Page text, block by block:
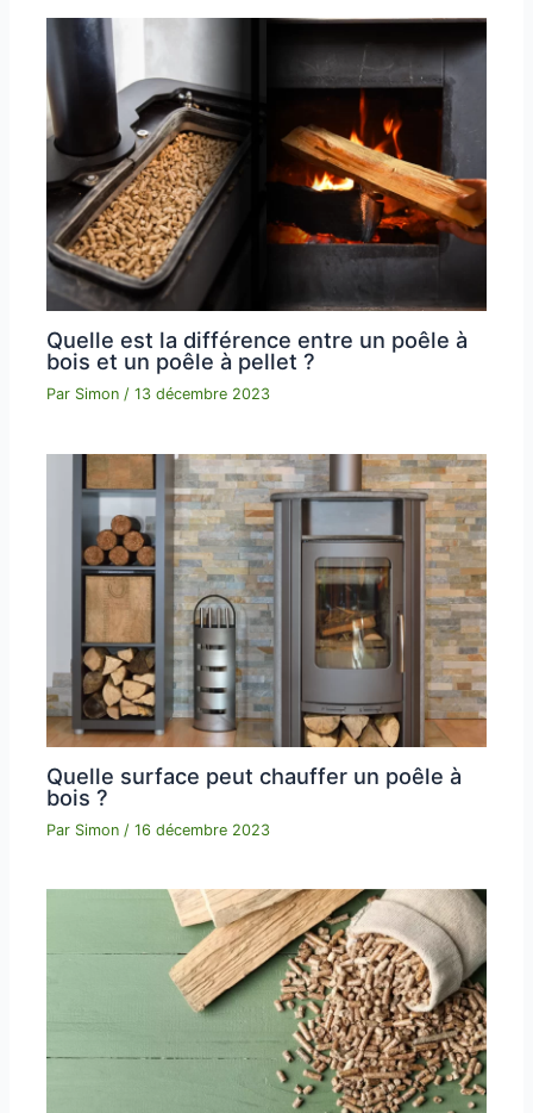
Quelle est la différence entre un poêle à
bois et un poêle à pellet ?
Par Simon/13 décembre 2023
Quelle surface peut chauffer un poêle à
bois ?
Par Simon /16 décembre 2023